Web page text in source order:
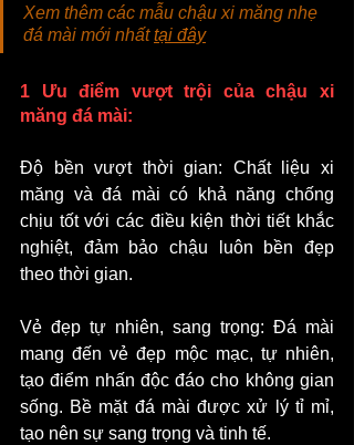
Xem thêm các mẫu chậu xi măng nhẹ
đá mài mới nhất tại đây
1 Ưu điểm vượt trội của chậu xi
măng đá mài:
Độ bền vượt thời gian: Chất liệu xi
măng và đá mài có khả năng chống
chịu tốt với các điều kiện thời tiết khắc
nghiệt, đảm bảo chậu luôn bền đẹp
theo thời gian.
Vẻ đẹp tự nhiên, sang trọng: Đá mài
mang đến vẻ đẹp mộc mạc, tự nhiên,
tạo điểm nhấn độc đáo cho không gian
sống. Bề mặt đá mài được xử lý tỉ mỉ,
tạo nên sự sang trọng và tinh tế.